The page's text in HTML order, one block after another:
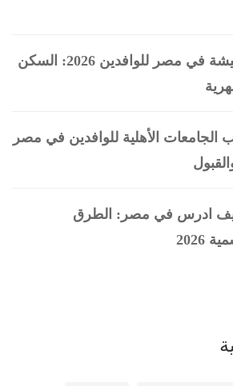
دليل تكلفة المعيشة في مصر للوافدين 2026: السكن
الأهلية للوافدين في مصر
ادرس في مصر: الطرق